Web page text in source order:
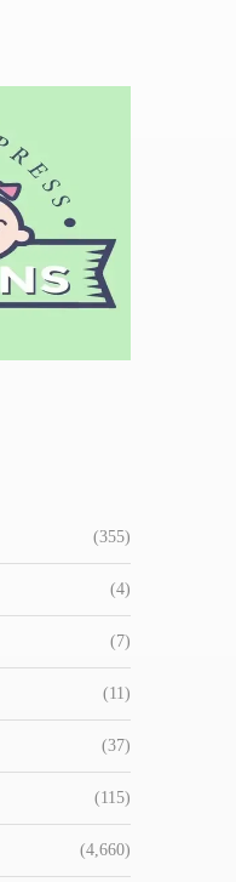
(355)
(4)
(7)
(11)
(37)
(115)
(4,660)